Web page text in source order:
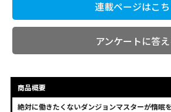
連載ページはこち
アンケートに答え
商品概要
絶対に働きたくないダンジョンマスターが惰眠